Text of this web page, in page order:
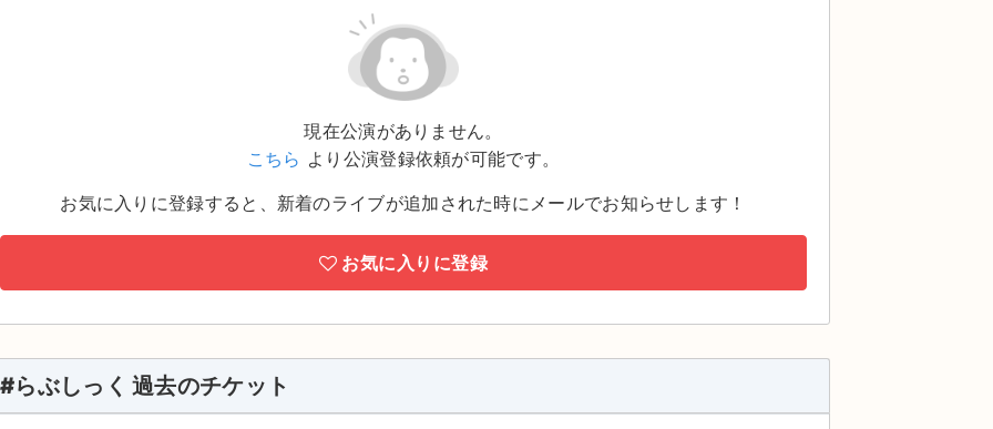
現在公演がありません。
こちら より公演登録依頼が可能です。
お気に入りに登録すると、新着のライブが追加された時にメールでお知らせします！
お気に入りに登録
#らぶしっく 過去のチケット